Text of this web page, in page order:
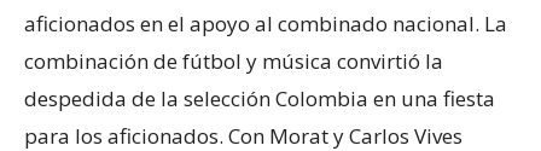
aficionados en el apoyo al combinado nacional. La
combinación de fútbol y música convirtió la
despedida de la selección Colombia en una fiesta
para los aficionados. Con Morat y Carlos Vives